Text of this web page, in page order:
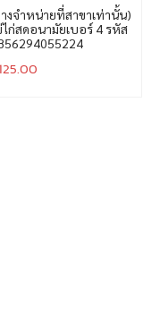
งจำหน่ายที่สาขาเท่านั้น)
ไก่สดอนามัยเบอร์ 4 รหัส